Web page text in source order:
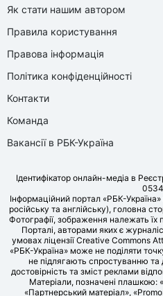
Як стати нашим автором
Правила користування
Правова інформація
Політика конфіденційності
Контакти
Команда
Вакансії в РБК-Україна
Ідентифікатор онлайн-медіа в
Інформаційний портал «РБК-
російську та англійську), головна
Фотографії, зображення належать їх
Порталі, авторами яких є
умовах ліцензії Creative Commons
«РБК-Україна» може не поділяти
не підлягають спростуванню та
достовірність та зміст реклами
Матеріали, позначені плашкою:
«Партнерський матеріал»,